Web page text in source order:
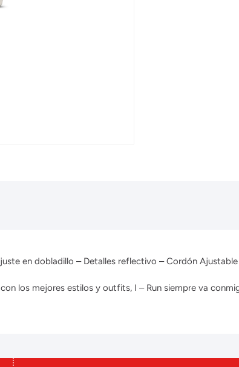
en dobladillo – Detalles reflectivo – Cordón
los mejores estilos y outfits, I – Run siempre va